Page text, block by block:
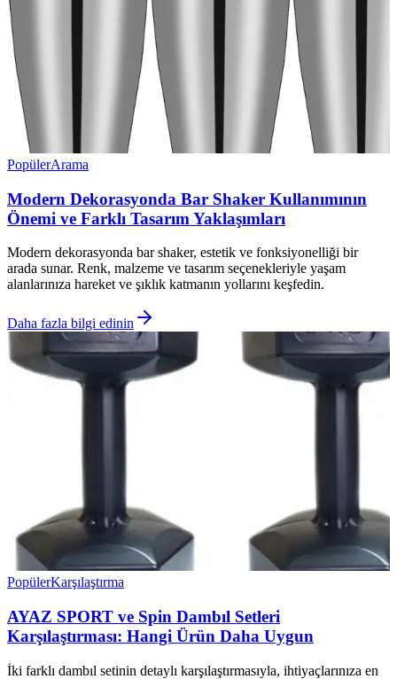
PopülerArama
Modern Dekorasyonda Bar Shaker Kullanımının
Önemi ve Farklı Tasarım Yaklaşımları
Modern dekorasyonda bar shaker, estetik ve fonksiyonelliği bir
arada sunar. Renk, malzeme ve tasarım seçenekleriyle yaşam
alanlarınıza hareket ve şıklık katmanın yollarını keşfedin.
Daha fazla bilgi edinin
PopülerKarşılaştırma
AYAZ SPORT ve Spin Dambıl Setleri
Karşılaştırması: Hangi Ürün Daha Uygun
İki farklı dambıl setinin detaylı karşılaştırmasıyla, ihtiyaçlarınıza en